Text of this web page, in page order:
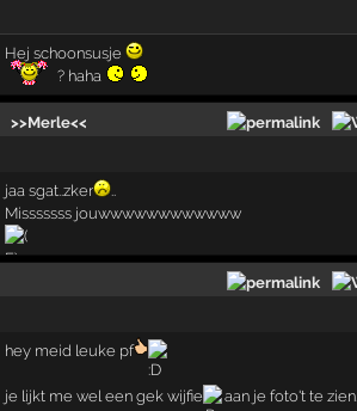
Hej schoonsusje
? haha
>>Merle<<
jaa sgat..zker
..
Misssssss jouwwwwwwwwwwww
hey meid leuke pf
je lijkt me wel een gek wijfie aan je foto't te zien.